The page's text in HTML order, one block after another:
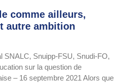
comme ailleurs,
autre ambition
SNALC, Snuipp-FSU, Snudi-FO,
sur la question de
– 16 septembre 2021 Alors que